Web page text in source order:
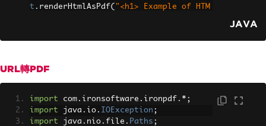
t . renderHtmlAsPdf( "<h1> Example of HTM
for creating, converting, and manipula
        myPdf
.saveAs(Paths.get("html_s
aved.pdf"));
}
}
JAVA
URL轉PDF
import com . ironsoftware . ironpdf .*;
import java . io . IOException ;
import java . nio . file . Paths ;